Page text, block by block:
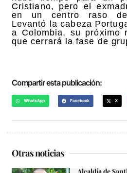
Cristiano, pero el
en un centro raso de
Levantó la cabeza
a Colombia, su próximo
que cerrará la fase de
Compartir esta publicación:
WhatsApp Facebook X
Otras noticias